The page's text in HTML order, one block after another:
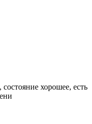
хорошее, есть